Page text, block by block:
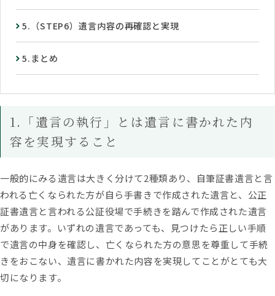
5.（STEP6）遺言内容の再確認と実現
5.まとめ
1.「遺言の執行」とは遺言に書かれた内
容を実現すること
一般的にみる遺言は大きく分けて2種類あり、自筆証書遺言と言
われる亡くなられた方が自ら手書きで作成された遺言と、公正
証書遺言と言われる公証役場で手続きを踏んで作成された遺言
があります。いずれの遺言であっても、見つけたら正しい手順
で遺言の中身を確認し、亡くなられた方の意思を尊重して手続
きをおこない、遺言に書かれた内容を実現してことがとても大
切になります。